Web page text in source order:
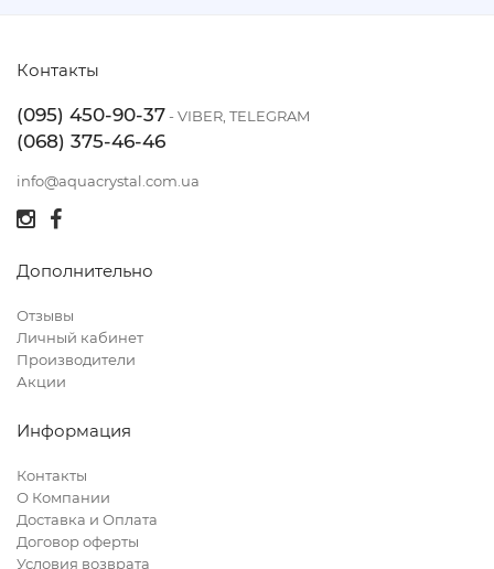
Контакты
(095) 450-90-37- VIBER, TELEGRAM
(068) 375-46-46
info@aquacrystal.com.ua
Дополнительно
Отзывы
Личный кабинет
Производители
Акции
Информация
Контакты
О Компании
Доставка и Оплата
Договор оферты
Условия возврата